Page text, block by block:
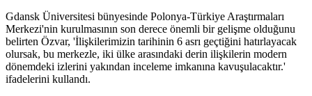
Gdansk Üniversitesi bünyesinde Polonya-Türkiye Araştırmaları
Merkezi'nin kurulmasının son derece önemli bir gelişme olduğunu
belirten Özvar, 'İlişkilerimizin tarihinin 6 asrı geçtiğini hatırlayacak
olursak, bu merkezle, iki ülke arasındaki derin ilişkilerin modern
dönemdeki izlerini yakından inceleme imkanına kavuşulacaktır.'
ifadelerini kullandı.